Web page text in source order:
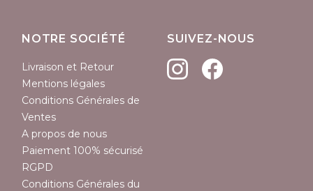
NOTRE SOCIÉTÉ
Livraison et Retour
Mentions légales
Conditions Générales de
Ventes
A propos de nous
Paiement 100% sécurisé
RGPD
Conditions Générales du
SUIVEZ-NOUS